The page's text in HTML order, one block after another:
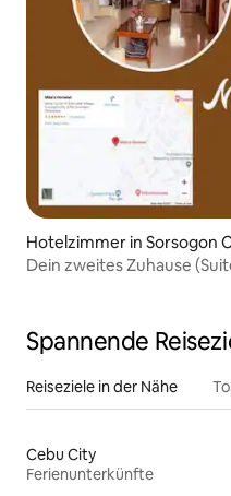
Hotelzimmer in Sorsogon
Dein zweites Zuhause
Spannende
Reiseziele in der Nähe
Cebu City
Ferienunterkünfte